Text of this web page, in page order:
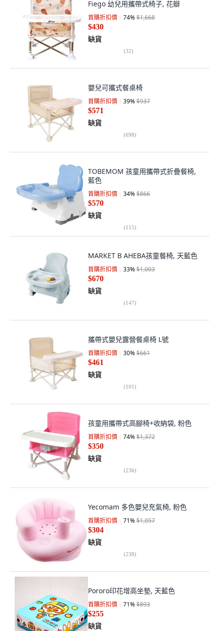
Fiego 幼兒用攜帶式椅子, 花瓣
首購折扣價 74%$1,668
$430
缺貨
(32)
嬰兒可攜式餐桌椅
首購折扣價 39%$937
$571
缺貨
(698)
TOBEMOM 孩童用攜帶式折疊餐椅,
藍色
首購折扣價 34%$866
$570
缺貨
(115)
MARKET B AHEBA孩童餐椅, 天藍色
首購折扣價 33%$1,003
$670
缺貨
(147)
攜帶式嬰兒露營餐桌椅 L號
首購折扣價 30%$661
$461
缺貨
(101)
孩童用攜帶式高腳椅+收納袋, 粉色
首購折扣價 74%$1,372
$350
缺貨
(236)
Yecomam 多色嬰兒充氣椅, 粉色
首購折扣價 71%$1,057
$304
缺貨
(238)
Pororo印花增高坐墊, 天藍色
首購折扣價 71%$893
$255
缺貨